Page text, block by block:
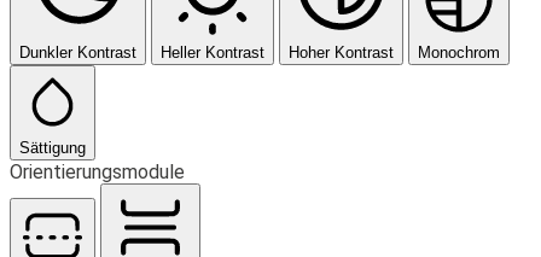
Dunkler Kontrast Heller Kontrast Hoher Kontrast Monochrom
Sättigung
Orientierungsmodule